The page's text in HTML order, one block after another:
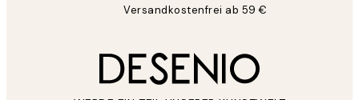
Versandkostenfrei ab 59 €